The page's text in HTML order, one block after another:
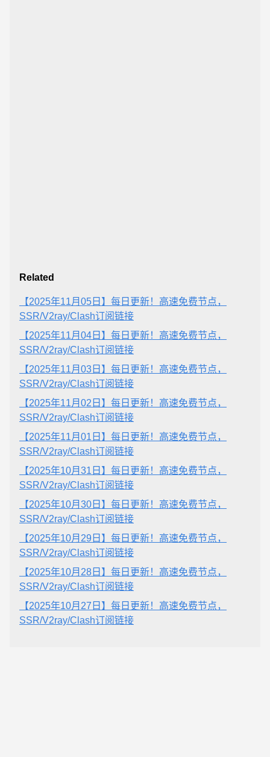
Related
【2025年11月05日】每日更新！高速免费节点，
SSR/V2ray/Clash订阅链接
【2025年11月04日】每日更新！高速免费节点，
SSR/V2ray/Clash订阅链接
【2025年11月03日】每日更新！高速免费节点，
SSR/V2ray/Clash订阅链接
【2025年11月02日】每日更新！高速免费节点，
SSR/V2ray/Clash订阅链接
【2025年11月01日】每日更新！高速免费节点，
SSR/V2ray/Clash订阅链接
【2025年10月31日】每日更新！高速免费节点，
SSR/V2ray/Clash订阅链接
【2025年10月30日】每日更新！高速免费节点，
SSR/V2ray/Clash订阅链接
【2025年10月29日】每日更新！高速免费节点，
SSR/V2ray/Clash订阅链接
【2025年10月28日】每日更新！高速免费节点，
SSR/V2ray/Clash订阅链接
【2025年10月27日】每日更新！高速免费节点，
SSR/V2ray/Clash订阅链接